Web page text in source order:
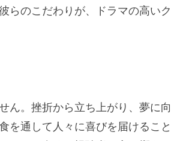
らのこだわりが、ドラマの高いク
ん。挫折から立ち上がり、夢に向
を通して人々に喜びを届けること